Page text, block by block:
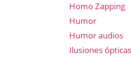
Homo Zapping
Humor
Humor audios
Ilusiones ópticas